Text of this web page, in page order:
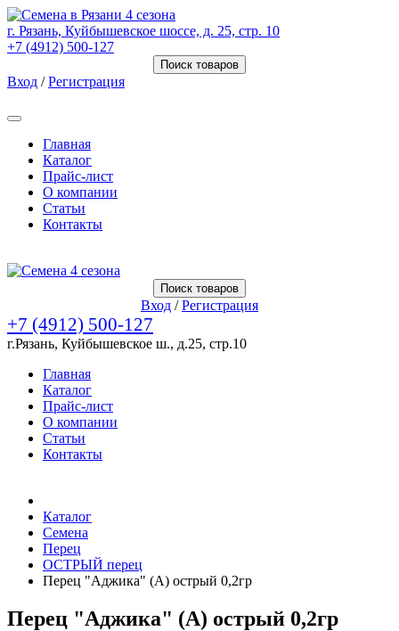
г. Рязань, Куйбышевское шоссе, д. 25, стр. 10
+7 (4912) 500-127
Поиск товаров
Вход /Регистрация
Главная
Каталог
Прайс-лист
О компании
Статьи
Контакты
Поиск товаров
Вход /Регистрация
+7 (4912) 500-127
г.Рязань, Куйбышевское ш., д.25, стр.10
Главная
Каталог
Прайс-лист
О компании
Статьи
Контакты
Каталог
Семена
Перец
ОСТРЫЙ перец
Перец "Аджика" (А) острый 0,2гр
Перец "Аджика" (А) острый 0,2гр